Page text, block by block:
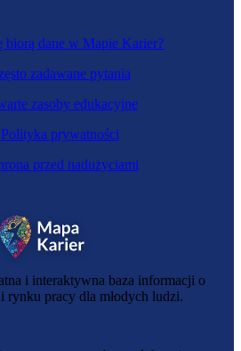
i interaktywna baza informacji o
rynku pracy dla młodych ludzi.
biorą dane w Mapie Karier?
zadawane pytania
zasoby edukacyjne
Polityka prywatności
przed nadużyciami